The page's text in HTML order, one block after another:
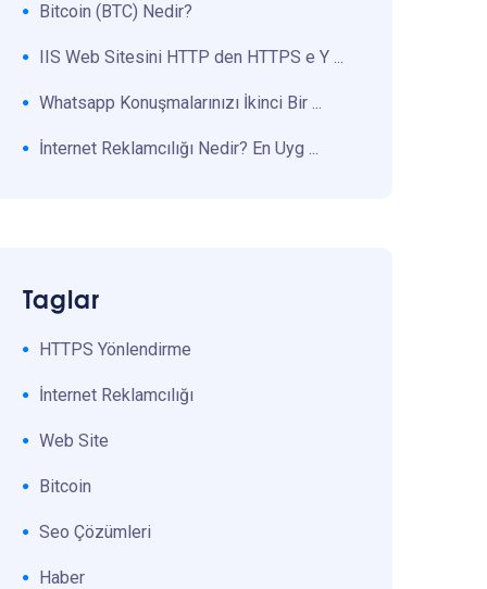
Bitcoin (BTC) Nedir?
IIS Web Sitesini HTTP den HTTPS e Y ...
Whatsapp Konuşmalarınızı İkinci Bir ...
İnternet Reklamcılığı Nedir? En Uyg ...
Taglar
HTTPS Yönlendirme
İnternet Reklamcılığı
Web Site
Bitcoin
Seo Çözümleri
Haber